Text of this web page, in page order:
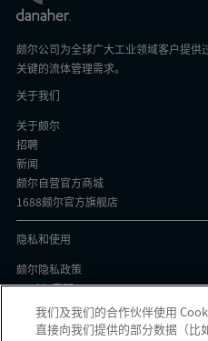
颇尔公司为全球广大工业领域客户提
关键的流体管理需求。
关于我们
关于颇尔
招聘
新闻
颇尔自营官方商城
1688颇尔官方旗舰店
隐私和使用
颇尔隐私政策
Cookie声明
隐私与协议
京ICP备17058851号-1
我们及我们的合作伙伴使用
直接向我们提供的部分数据（比